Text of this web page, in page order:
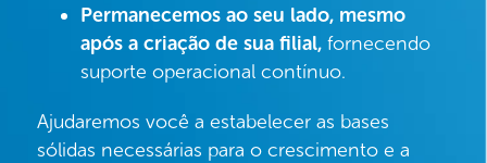
Permanecemos ao seu lado, mesmo
após a criação de sua filial,fornecendo
suporte operacional contínuo.
Ajudaremos você a estabelecer as bases
sólidas necessárias para o crescimento e a